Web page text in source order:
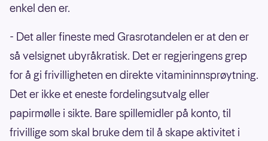
enkel den er.
- Det aller fineste med Grasrotandelen er at den er
så velsignet ubyråkratisk. Det er regjeringens grep
for å gi frivilligheten en direkte vitamininnsprøytning.
Det er ikke et eneste fordelingsutvalg eller
papirmølle i sikte. Bare spillemidler på konto, til
frivillige som skal bruke dem til å skape aktivitet i